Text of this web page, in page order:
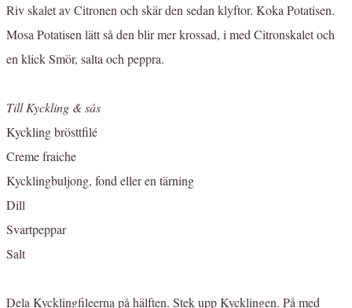
Riv skalet av Citronen och skär den sedan klyftor. Koka Potatisen.
Mosa Potatisen lätt så den blir mer krossad, i med Citronskalet och
en klick Smör, salta och peppra.
Till Kyckling & sås
Kyckling brösttfilé
Creme fraiche
Kycklingbuljong, fond eller en tärning
Dill
Svartpeppar
Salt
Dela Kycklingfileerna på hälften. Stek upp Kycklingen. På med